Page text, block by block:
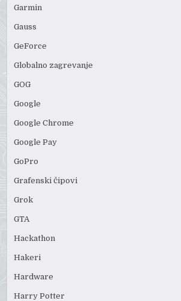
Garmin
Gauss
GeForce
Globalno zagrevanje
GOG
Google
Google Chrome
Google Pay
GoPro
Grafenski čipovi
Grok
GTA
Hackathon
Hakeri
Hardware
Harry Potter